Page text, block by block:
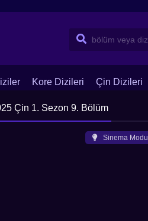
Kore Dizileri Çin Dizileri
Çin 1. Sezon 9. Bölüm
Sinema Modu